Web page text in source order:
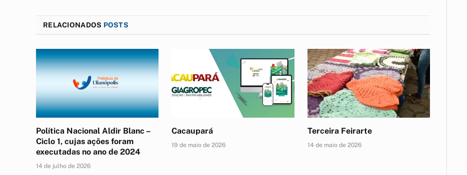
RELACIONADOS POSTS
Política Nacional Aldir Blanc –
Ciclo 1, cujas ações foram
executadas no ano de 2024
14 de julho de 2026
Cacaupará
19 de maio de 2026
Terceira Feirarte
14 de maio de 2026